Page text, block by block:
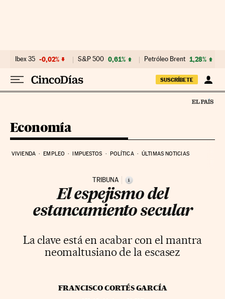
Ibex 35 -0,02% S&P 500 0,61% Petróleo Brent 1,28%
SUSCRÍBETE
Economía
VIVIENDA EMPLEO IMPUESTOS POLÍTICA ÚLTIMAS NOTICIAS
TRIBUNA i
El espejismo del
estancamiento secular
La clave está en acabar con el mantra
neomaltusiano de la escasez
FRANCISCO CORTÉS GARCÍA